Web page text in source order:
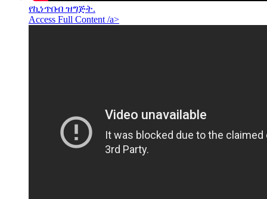
የኪነጥበብ ዝግጅት.
Access Full Content /a>